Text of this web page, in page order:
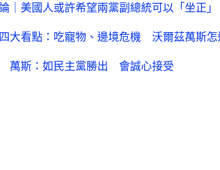
｜美國人或許希望兩黨副總統可以「坐正」
大看點：吃寵物、邊境危機 沃爾茲萬斯怎
萬斯：如民主黨勝出 會誠心接受